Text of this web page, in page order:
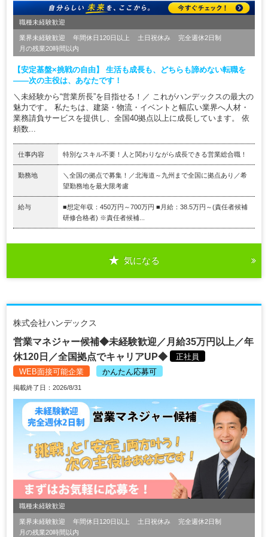
職種未経験歓迎
業界未経験歓迎 年間休日120日以上 土日祝休み
完全週休2日制
月の残業20時間以内
【安定基盤×挑戦の自由】 生活も成長も、どちらも諦めない転職を
——次の主役は、あなたです！
＼未経験から“営業所長”を目指せる！／ これがハンデックスの最大の
魅力です。 私たちは、建築・物流・イベントと幅広い業界へ人材・
業務請負サービスを提供し、全国40拠点以上に成長しています。 依
頼数...
仕事内容 特別なスキル不要！人と関わりながら成長できる営業総合職！
勤務地
＼全国の拠点で募集！／北海道～九州まで全国に拠点あり／希
望勤務地を最大限考慮
給与
■想定年収：450万円～700万円 ■月給：38.5万円～(責任者候補
研修合格者) ※責任者候補...
気になる
株式会社ハンデックス
営業マネジャー候補◆未経験歓迎／月給35万円以上／年
休120日／全国拠点でキャリアUP◆
正社員
WEB面接可能企業
かんたん応募可
掲載終了日：2026/8/31
職種未経験歓迎
業界未経験歓迎 年間休日120日以上 土日祝休み
完全週休2日制
月の残業20時間以内